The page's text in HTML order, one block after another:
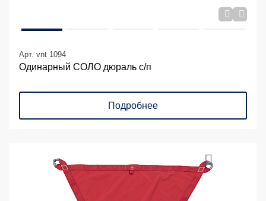
Арт. vnt 1094
Одинарный СОЛО дюраль с/п
Подробнее